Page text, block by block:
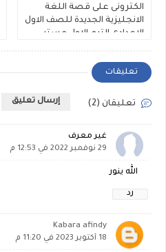
الكترونى على قصة اللغة
الانجليزية الجديدة للصف الاول
الاعدادى الترم الاول مستر
تعليقات
تعليقان (2) إرسال تعليق
غير معرف
29 نوفمبر 2022 في 12:53 م
الله ينور
رد
Kabara afindy
18 أكتوبر 2023 في 11:20 م